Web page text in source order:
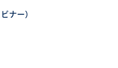
ナー）